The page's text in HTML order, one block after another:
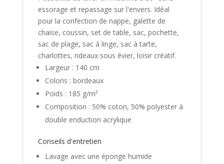
essorage et repassage sur l'envers. Idéal
pour la confection de nappe, galette de
chaise, coussin, set de table, sac, pochette,
sac de plage, sac à linge, sac à tarte,
charlottes, rideaux sous évier, loisir créatif.
Largeur : 140 cm
Coloris : bordeaux
Poids : 185 g/m²
Composition : 50% coton, 50% polyester à
double enduction acrylique
Conseils d'entretien
Lavage avec une éponge humide